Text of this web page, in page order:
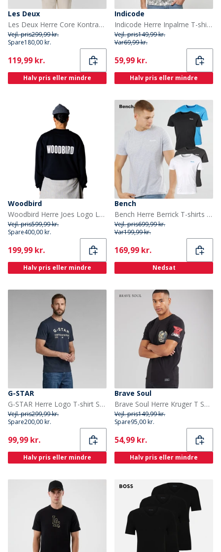
Les Deux
Les Deux Herre Core Kontrast T-shirt Pine Green
Vejl. pris299,99 kr.
Spare180,00 kr.
Current
119,99 kr.
Halv pris eller mindre
Indicode
Indicode Herre Inpalme T-shirts Hvid
Vejl. pris149,99 kr.
Var69,99 kr.
Current
59,99 kr.
Halv pris eller mindre
Woodbird
Woodbird Herre Joes Logo Langærmet T-shirt Sort
Vejl. pris599,99 kr.
Spare400,00 kr.
Current
199,99 kr.
Halv pris eller mindre
Bench
Bench Herre Berrick T-shirts Flerfarvet
Vejl. pris699,99 kr.
Var199,99 kr.
Current
169,99 kr.
Nedsat
G-STAR
G-STAR Herre Logo T-shirt Salute
Vejl. pris299,99 kr.
Spare200,00 kr.
Current
99,99 kr.
Halv pris eller mindre
Brave Soul
Brave Soul Herre Kruger T Shirt Jet Black/Multi Colour Print
Vejl. pris149,99 kr.
Spare95,00 kr.
Current
54,99 kr.
Halv pris eller mindre